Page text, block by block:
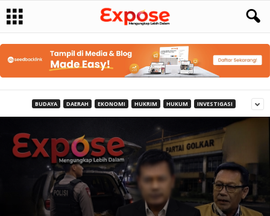
BUDAYA DAERAH EKONOMI HUKRIM HUKUM INVESTIGASI